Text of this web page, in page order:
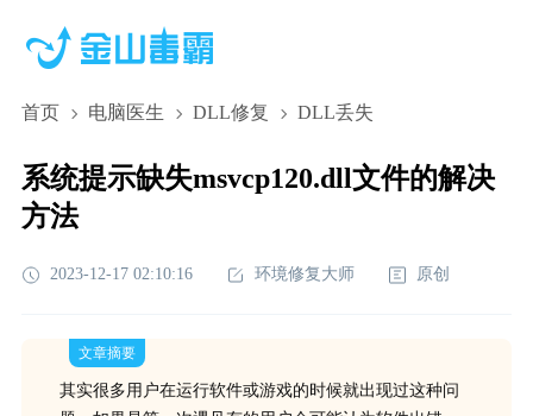
首页 电脑医生 DLL修复 DLL丢失
系统提示缺失msvcp120.dll文件的解决
方法
2023-12-17 02:10:16 环境修复大师 原创
文章摘要
其实很多用户在运行软件或游戏的时候就出现过这种问